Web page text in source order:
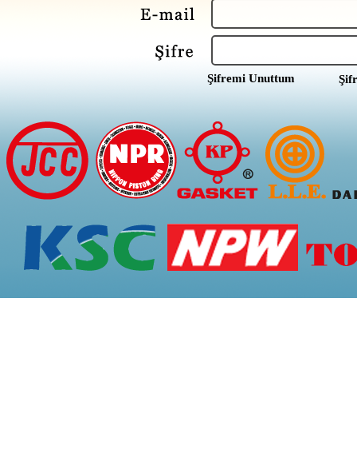
Şifremi Unuttum